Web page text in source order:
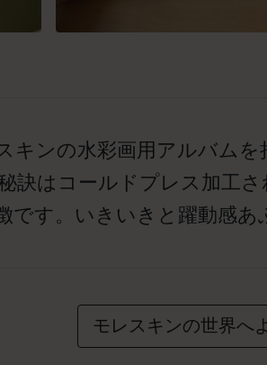
キンの水彩画用アルバム
訣はコールドプレス加工
です。いきいきと躍動感
モレスキンの世界へ